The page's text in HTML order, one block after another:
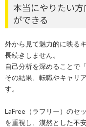
本当にやりたい
ができる
外から見て魅力的に映る
長続きしません。
自己分析を深めることで
その結果、転職やキャリ
す。
LaFree（ラフリー）のセ
を重視し、漠然とした不